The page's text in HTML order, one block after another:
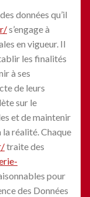
données qu’il
s’engage à
en vigueur. Il
les finalités
à ses
de leurs
sur le
et de maintenir
réalité. Chaque
traite des
pour
des Données